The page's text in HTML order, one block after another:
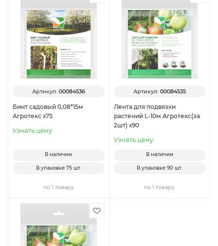
Артикул: 00084536
Бинт садовый 0,08*15м
Агротекс х75
Узнать цену
В наличии
В упаковке 75 шт.
по 1 товару
Артикул: 00084535
Лента для подвязки
растений L-10м Агротекс(за
2шт) х90
Узнать цену
В наличии
В упаковке 90 шт.
по 1 товару